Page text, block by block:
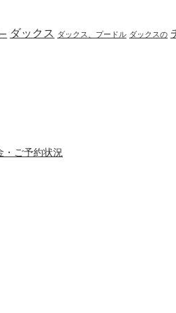
ダックス ダックス、プードル ダックスの
・ご予約状況